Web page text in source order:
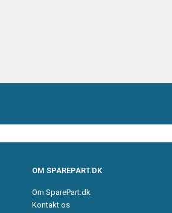
OM SPAREPART.DK
Om SparePart.dk
Kontakt os